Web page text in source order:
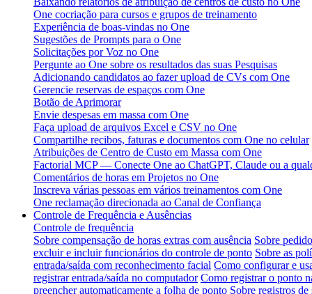
One cocriação para cursos e grupos de treinamento
Experiência de boas-vindas no One
Sugestões de Prompts para o One
Solicitações por Voz no One
Pergunte ao One sobre os resultados das suas Pesquisas
Adicionando candidatos ao fazer upload de CVs com One
Gerencie reservas de espaços com One
Botão de Aprimorar
Envie despesas em massa com One
Faça upload de arquivos Excel e CSV no One
Compartilhe recibos, faturas e documentos com One no celular
Atribuições de Centro de Custo em Massa com One
Factorial MCP — Conecte One ao ChatGPT, Claude ou a
Comentários de horas em Projetos no One
Inscreva várias pessoas em vários treinamentos com One
One reclamação direcionada ao Canal de Confiança
Controle de Frequência e Ausências
Controle de frequência
Sobre compensação de horas extras com ausência Sobre
excluir e incluir funcionários do controle de ponto Sobre as
entrada/saída com reconhecimento facial Como configurar e
registrar entrada/saída no computador Como registrar o ponto
preencher automaticamente a folha de ponto Sobre registros